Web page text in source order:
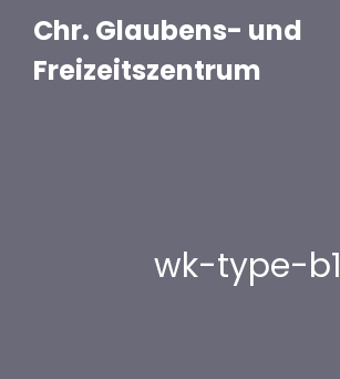
Chr. Glaubens- und
Freizeitszentrum
wk-type-b1